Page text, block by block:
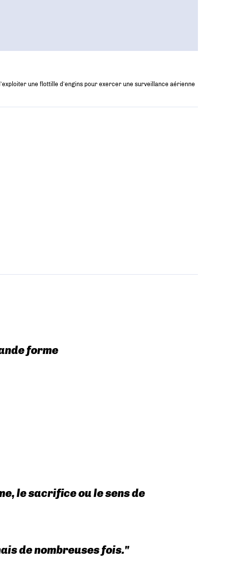
une flottille d’engins pour exercer une surveillance aérienne
forme
le sacrifice ou le sens de
de nombreuses fois."